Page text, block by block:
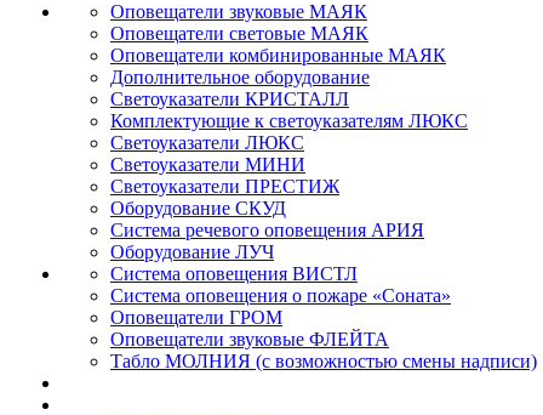
Оповещатели звуковые МАЯК
Оповещатели световые МАЯК
Оповещатели комбинированные МАЯК
Дополнительное оборудование
Светоуказатели КРИСТАЛЛ
Комплектующие к светоуказателям ЛЮКС
Светоуказатели ЛЮКС
Светоуказатели МИНИ
Светоуказатели ПРЕСТИЖ
Оборудование СКУД
Система речевого оповещения АРИЯ
Оборудование ЛУЧ
Система оповещения ВИСТЛ
Система оповещения о пожаре «Соната»
Оповещатели ГРОМ
Оповещатели звуковые ФЛЕЙТА
Табло МОЛНИЯ (с возможностью смены надписи)